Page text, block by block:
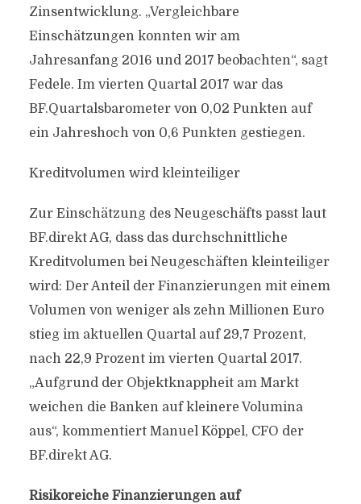
Zinsentwicklung. „Vergleichbare
Einschätzungen konnten wir am
Jahresanfang 2016 und 2017 beobachten“, sagt
Fedele. Im vierten Quartal 2017 war das
BF.Quartalsbarometer von 0,02 Punkten auf
ein Jahreshoch von 0,6 Punkten gestiegen.
Kreditvolumen wird kleinteiliger
Zur Einschätzung des Neugeschäfts passt laut
BF.direkt AG, dass das durchschnittliche
Kreditvolumen bei Neugeschäften kleinteiliger
wird: Der Anteil der Finanzierungen mit einem
Volumen von weniger als zehn Millionen Euro
stieg im aktuellen Quartal auf 29,7 Prozent,
nach 22,9 Prozent im vierten Quartal 2017.
„Aufgrund der Objektknappheit am Markt
weichen die Banken auf kleinere Volumina
aus“, kommentiert Manuel Köppel, CFO der
BF.direkt AG.
Risikoreiche Finanzierungen auf